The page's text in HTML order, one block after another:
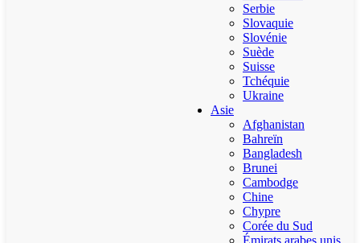
Serbie
Slovaquie
Slovénie
Suède
Suisse
Tchéquie
Ukraine
Asie
Afghanistan
Bahreïn
Bangladesh
Brunei
Cambodge
Chine
Chypre
Corée du Sud
Émirats arabes unis